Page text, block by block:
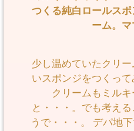
つくる純白ロールス
ーム。マ
少し温めていたクリ
いスポンジをつくって
クリームもミル
と・・・。でも考え
うで・・・。 デパ地